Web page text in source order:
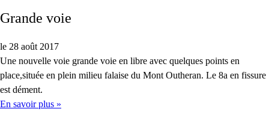
Grande voie
le 28 août 2017
Une nouvelle voie grande voie en libre avec quelques points en
place,située en plein milieu falaise du Mont Outheran. Le 8a en fissure
est dément.
En savoir plus »